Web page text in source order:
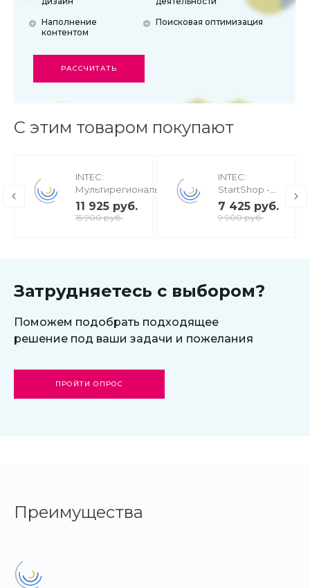
Наполнение
контентом
Поисковая оптимизация
РАССЧИТАТЬ
С этим товаром покупают
INTEC:
Мультирегиональность
- региональная сеть
вашего сайта с
11 925 руб.
15 900 руб.
INTEC:
StartShop -
модуль
интернет-
7 425 руб.
9 900 руб.
Затрудняетесь с выбором?
Поможем подобрать подходящее
решение под ваши задачи и пожелания
ПРОЙТИ ОПРОС
Преимущества